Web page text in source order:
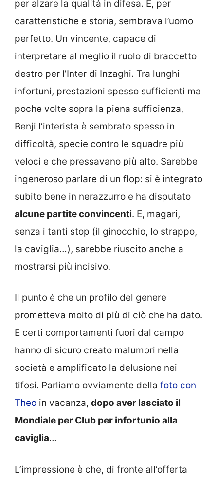
per alzare la qualità in difesa. E, per
caratteristiche e storia, sembrava l’uomo
perfetto. Un vincente, capace di
interpretare al meglio il ruolo di braccetto
destro per l’Inter di Inzaghi. Tra lunghi
infortuni, prestazioni spesso sufficienti ma
poche volte sopra la piena sufficienza,
Benji l’interista è sembrato spesso in
difficoltà, specie contro le squadre più
veloci e che pressavano più alto. Sarebbe
ingeneroso parlare di un flop: si è integrato
subito bene in nerazzurro e ha disputato
alcune partite convincenti. E, magari,
senza i tanti stop (il ginocchio, lo strappo,
la caviglia…), sarebbe riuscito anche a
mostrarsi più incisivo.
Il punto è che un profilo del genere
prometteva molto di più di ciò che ha dato.
E certi comportamenti fuori dal campo
hanno di sicuro creato malumori nella
società e amplificato la delusione nei
tifosi. Parliamo ovviamente della foto con
Theo in vacanza, dopo aver lasciato il
Mondiale per Club per infortunio alla
caviglia…
L’impressione è che, di fronte all’offerta